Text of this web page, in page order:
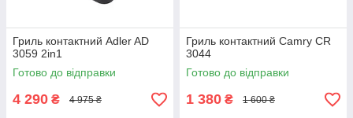
Гриль контактний Adler AD
3059 2in1
Готово до відправки
4 290 ₴ 4 975 ₴
Гриль контактний Camry CR
3044
Готово до відправки
1 380 ₴ 1 600 ₴